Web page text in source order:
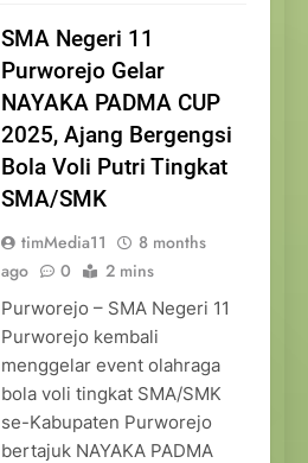
SMA Negeri 11
Purworejo Gelar
NAYAKA PADMA CUP
2025, Ajang Bergengsi
Bola Voli Putri Tingkat
SMA/SMK
timMedia11
8 months
ago
0 2 mins
Purworejo – SMA Negeri 11
Purworejo kembali
menggelar event olahraga
bola voli tingkat SMA/SMK
se-Kabupaten Purworejo
bertajuk NAYAKA PADMA